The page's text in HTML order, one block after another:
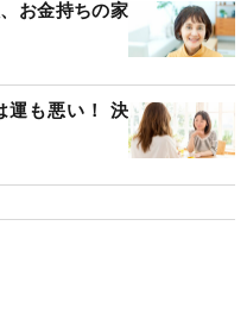
お金持ちの家
運も悪い！ 決